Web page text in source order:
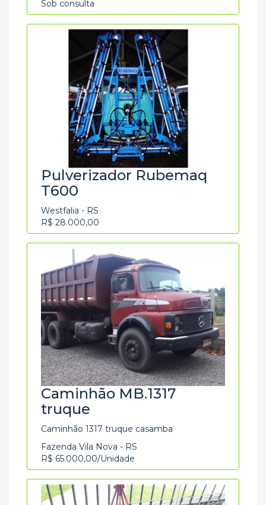
Sob consulta
Pulverizador Rubemaq
T600
Westfalia - RS
R$ 28.000,00
Caminhão MB.1317
truque
Caminhão 1317 truque casamba
Fazenda Vila Nova - RS
R$ 65.000,00/Unidade